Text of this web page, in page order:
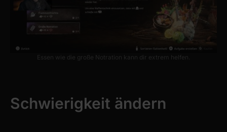
Essen wie die große Notration kann dir extrem helfen.
Schwierigkeit ändern